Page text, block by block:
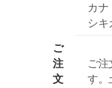
カナ
シキ
ご
注
文
ご注
す。